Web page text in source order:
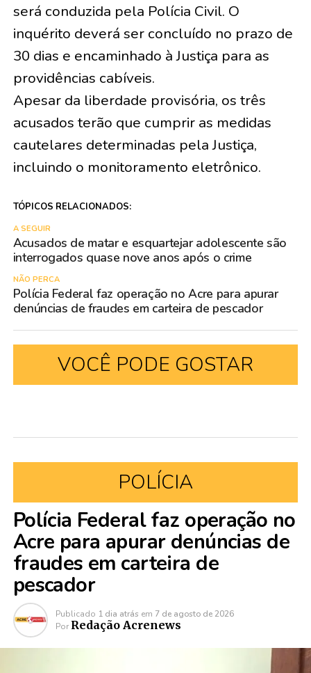
será conduzida pela Polícia Civil. O
inquérito deverá ser concluído no prazo de
30 dias e encaminhado à Justiça para as
providências cabíveis.
Apesar da liberdade provisória, os três
acusados terão que cumprir as medidas
cautelares determinadas pela Justiça,
incluindo o monitoramento eletrônico.
TÓPICOS RELACIONADOS:
A SEGUIR
Acusados de matar e esquartejar adolescente são
interrogados quase nove anos após o crime
NÃO PERCA
Polícia Federal faz operação no Acre para apurar
denúncias de fraudes em carteira de pescador
VOCÊ PODE GOSTAR
POLÍCIA
Polícia Federal faz operação no
Acre para apurar denúncias de
fraudes em carteira de
pescador
Publicado 1 dia atrás em 7 de agosto de 2026
Por Redação Acrenews